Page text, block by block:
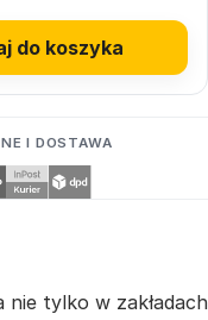
do koszyka
I DOSTAWA
nie tylko w zakładach